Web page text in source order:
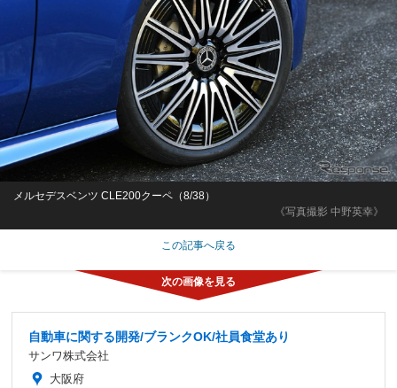
《写真撮影 中野英幸》
メルセデスベンツ CLE200クーペ（8/38）
この記事へ戻る
自動車に関する開発/ブランクOK/社員食堂あり
サンワ株式会社
大阪府